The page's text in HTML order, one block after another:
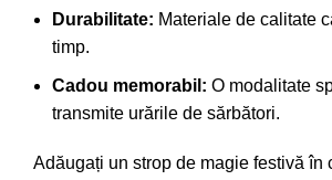
Durabilitate: Materiale de calitate
timp.
Cadou memorabil: O modalitate
transmite urările de sărbători.
Adăugați un strop de magie festivă în